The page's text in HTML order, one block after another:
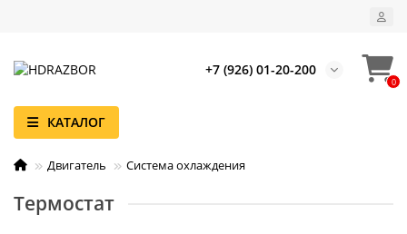
+7 (926) 01-20-200
0
КАТАЛОГ
Двигатель Система охлаждения
Термостат